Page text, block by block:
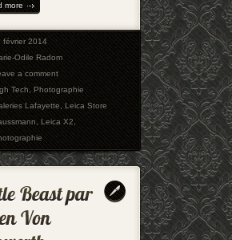
more
février 2014
Odile Radom
a comment
Tech,Photographie
Lafayette,Leica Store
,Leica X2,